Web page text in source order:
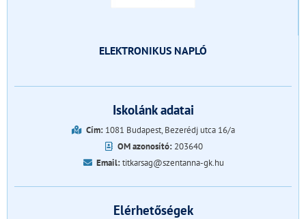
ELEKTRONIKUS NAPLÓ
Iskolánk adatai
Cím:1081 Budapest, Bezerédj utca 16/a
OM azonosító: 203640
Email:titkarsag@szentanna-gk.hu
Elérhetőségek